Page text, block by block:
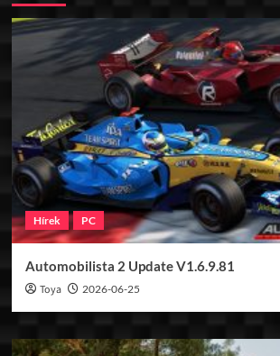
Hírek PC
Automobilista 2 Update V1.6.9.81
Toya 2026-06-25